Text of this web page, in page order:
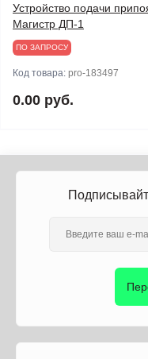
Устройство подачи
Магистр ДП-1
ПО ЗАПРОСУ
Код товара: pro-183497
0.00 руб.